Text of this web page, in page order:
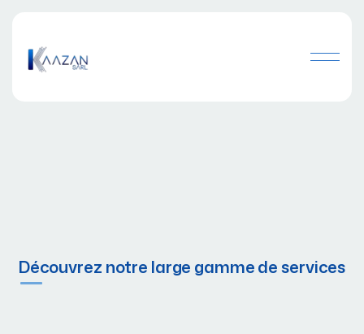
Découvrez notre large gamme de services